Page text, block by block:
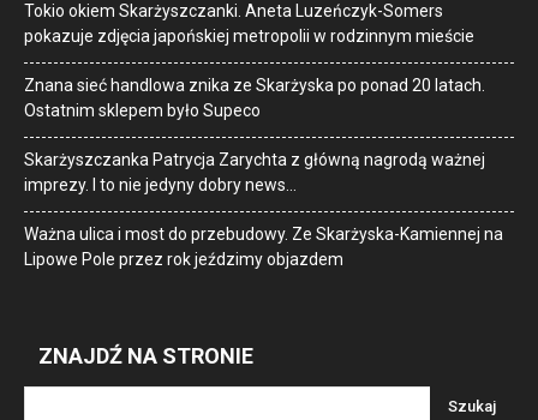
Tokio okiem Skarżyszczanki. Aneta Luzeńczyk-Somers
pokazuje zdjęcia japońskiej metropolii w rodzinnym mieście
Znana sieć handlowa znika ze Skarżyska po ponad 20 latach.
Ostatnim sklepem było Supeco
Skarżyszczanka Patrycja Zarychta z główną nagrodą ważnej
imprezy. I to nie jedyny dobry news…
Ważna ulica i most do przebudowy. Ze Skarżyska-Kamiennej na
Lipowe Pole przez rok jeździmy objazdem
ZNAJDŹ NA STRONIE